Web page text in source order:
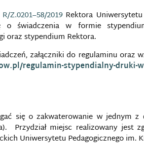
Z.0201–58/2019 Rektora
o świadczenia w formie
oraz stypendium Rektora.
załączniki do regulaminu oraz
regulamin-stypendialny-druki-
się o zakwaterowanie w jednym
Przydział miejsc realizowany jest
Uniwersytetu Pedagogicznego im.